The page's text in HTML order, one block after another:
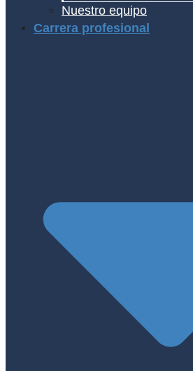
Nuestro equipo
Carrera profesional